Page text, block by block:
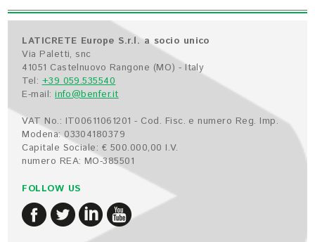
LATICRETE Europe S.r.l. a socio unico
Via Paletti, snc
41051 Castelnuovo Rangone (MO) - Italy
Tel:+39 059.535540
E-mail:info@benfer.it
VAT No.: IT00611061201 - Cod. Fisc. e numero Reg. Imp.
Modena: 03304180379
Capitale Sociale: € 500.000,00 I.V.
numero REA: MO-385501
FOLLOW US